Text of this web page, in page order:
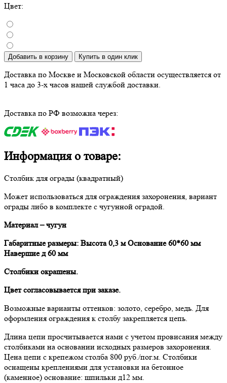
Цвет:
Добавить в корзину Купить в один клик
Доставка по Москве и Московской области осуществляется от
1 часа до 3-х часов нашей службой доставки.
Доставка по РФ возможна через:
Информация о товаре:
Столбик для ограды (квадратный)
Может использоваться для ограждения захоронения, вариант
ограды либо в комплекте с чугунной оградой.
Материал – чугун
Габаритные размеры: Высота 0,3 м Основание 60*60 мм
Навершие д 60 мм
Столбики окрашены.
Цвет согласовывается при заказе.
Возможные варианты оттенков: золото, серебро, медь. Для
оформления ограждения к столбу закрепляется цепь.
Длина цепи просчитывается нами с учетом провисания между
столбиками на основании исходных размеров захоронения.
Цена цепи с крепежом столба 800 руб./пог.м. Столбики
оснащены креплениями для установки на бетонное
(каменное) основание: шпильки д12 мм.